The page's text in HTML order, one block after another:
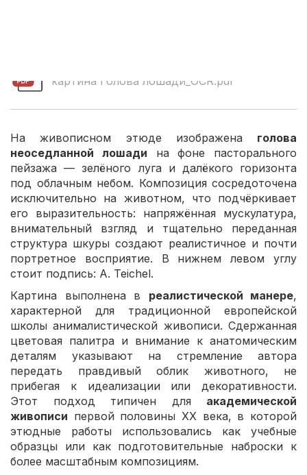
картина Голова лошади_OCR.pdf
На живописном этюде изображена голова
неоседланной лошади на фоне пасторального
пейзажа — зелёного луга и далёкого горизонта
под облачным небом. Композиция сосредоточена
исключительно на животном, что подчёркивает
его выразительность: напряжённая мускулатура,
внимательный взгляд и тщательно переданная
структура шкуры создают реалистичное и почти
портретное восприятие. В нижнем левом углу
стоит подпись: A. Teichel.
Картина выполнена в реалистической манере,
характерной для традиционной европейской
школы анималистической живописи. Сдержанная
цветовая палитра и внимание к анатомическим
деталям указывают на стремление автора
передать правдивый облик животного, не
прибегая к идеализации или декоративности.
Этот подход типичен для академической
живописи первой половины XX века, в которой
этюдные работы использовались как учебные
образцы или как подготовительные наброски к
более масштабным композициям.